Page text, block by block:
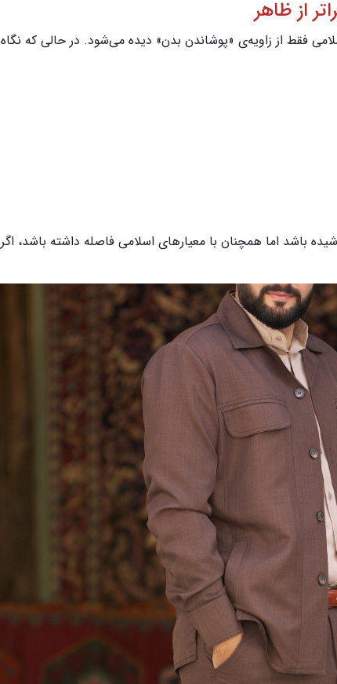
از ظاهر
فقط از زاویه‌ی «پوشاندن بدن» دیده می‌شود. در حالی که نگاه
باشد اما همچنان با معیارهای اسلامی فاصله داشته باشد، اگر